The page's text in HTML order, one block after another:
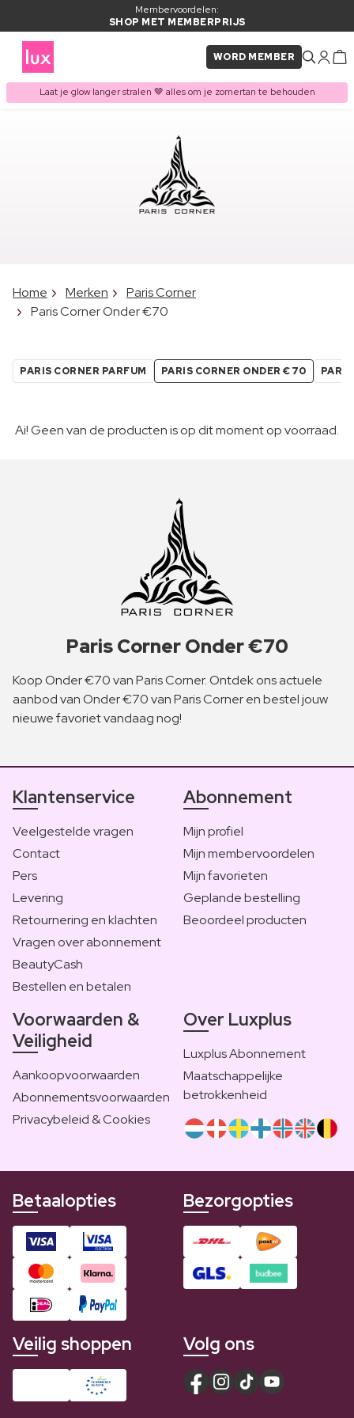
Membervoordelen:
SHOP MET MEMBERPRIJS
WORD MEMBER
Laat je glow langer stralen 🤎 alles om je zomertan te behouden
Home Merken
Paris Corner
Paris Corner Onder €70
PARIS CORNER PARFUM PARIS CORNER ONDER €70
Ai! Geen van de producten is op dit moment op voorraad.
Paris Corner Onder €70
Koop Onder €70 van Paris Corner. Ontdek ons actuele
aanbod van Onder €70 van Paris Corner en bestel jouw
nieuwe favoriet vandaag nog!
Klantenservice
Veelgestelde vragen
Contact
Pers
Levering
Retournering en klachten
Vragen over abonnement
BeautyCash
Bestellen en betalen
Abonnement
Mijn profiel
Mijn membervoordelen
Mijn favorieten
Geplande bestelling
Beoordeel producten
Voorwaarden &
Veiligheid
Aankoopvoorwaarden
Abonnementsvoorwaarden
Privacybeleid & Cookies
Over Luxplus
Luxplus Abonnement
Maatschappelijke
betrokkenheid
Betaalopties Bezorgopties
Veilig shoppen Volg ons